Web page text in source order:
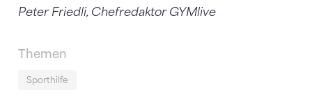
Peter Friedli, Chefredaktor GYMlive
Themen
Sporthilfe